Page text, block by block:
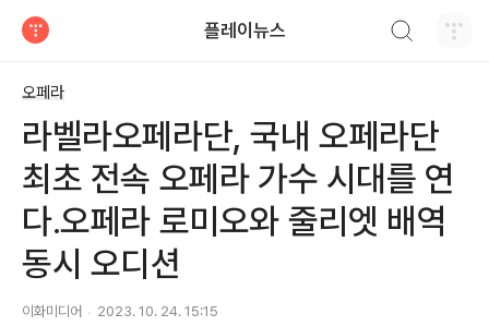
플레이뉴스
오페라
라벨라오페라단, 국내 오페라단
최초 전속 오페라 가수 시대를 연
다.오페라 로미오와 줄리엣 배역
동시 오디션
이화미디어 2023. 10. 24. 15:15